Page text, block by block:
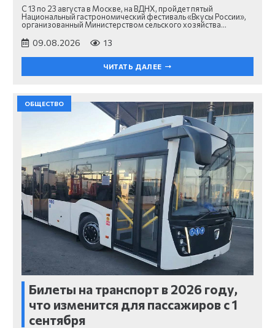
С 13 по 23 августа в Москве, на ВДНХ, пройдет пятый
Национальный гастрономический фестиваль «Вкусы России»,
организованный Министерством сельского хозяйства…
09.08.2026 13
ЧИТАТЬ ДАЛЕЕ
ОБЩЕСТВО
Билеты на транспорт в 2026 году,
что изменится для пассажиров с 1
сентября